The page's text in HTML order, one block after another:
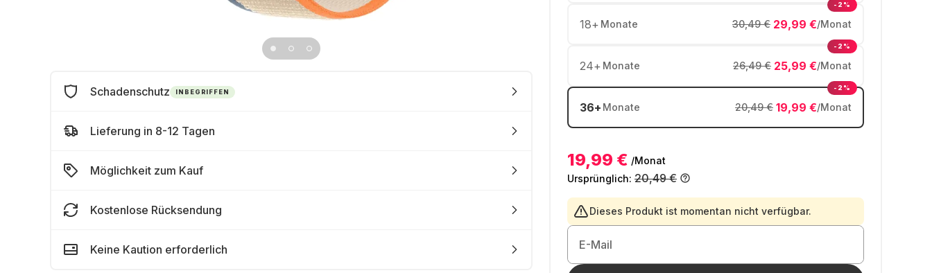
18+ Monate 29,99 €/Monat
30,49 €
-2%
24+ Monate 25,99 €/Monat
26,49 €
-2%
36+ Monate 19,99 €/Monat
20,49 €
-2%
19,99 € /Monat
Ursprünglich: 20,49 €
Dieses Produkt ist momentan nicht verfügbar.
E-Mail
Schadenschutz INBEGRIFFEN
Lieferung in 8-12 Tagen
Möglichkeit zum Kauf
Kostenlose Rücksendung
Keine Kaution erforderlich